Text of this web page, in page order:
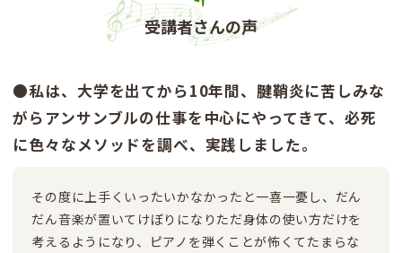
受講者さんの声
●私は、大学を出てから10年間、腱鞘炎に苦しみな
がらアンサンブルの仕事を中心にやってきて、必死
に色々なメソッドを調べ、実践しました。
その度に上手くいったいかなかったと一喜一憂し、だん
だん音楽が置いてけぼりになりただ身体の使い方だけを
考えるようになり、ピアノを弾くことが怖くてたまらな